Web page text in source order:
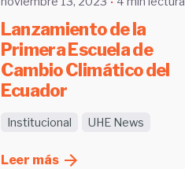
Lanzamiento de la
Primera Escuela de
Cambio Climático del
Ecuador
Institucional UHE News
Leer más